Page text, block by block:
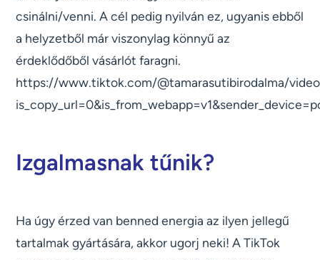
csinálni/venni. A cél pedig nyilván ez, ugyanis ebből
a helyzetből már viszonylag könnyű az
érdeklődőből vásárlót faragni.
https://www.tiktok.com/@tamarasutibirodalma/
Izgalmasnak tűnik?
Ha úgy érzed van benned energia az ilyen jellegű
tartalmak gyártására, akkor ugorj neki! A TikTok